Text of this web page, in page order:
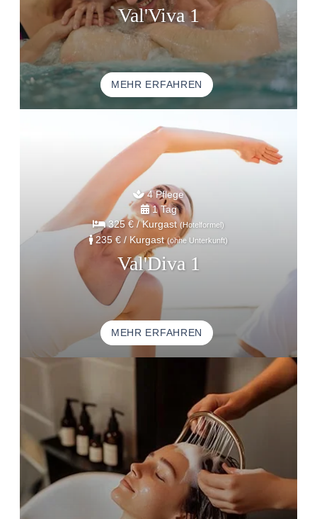
Val'Viva 1
MEHR ERFAHREN
Val'Diva 1
4 Pflege
1 Tag
325 € / Kurgast(Hotelformel)
235 € / Kurgast(ohne Unterkunft)
MEHR ERFAHREN
GESCHENKGUTSCHEINE
BROCHURES
ACCESS AND CONTACTS
GUT ZU WISSEN